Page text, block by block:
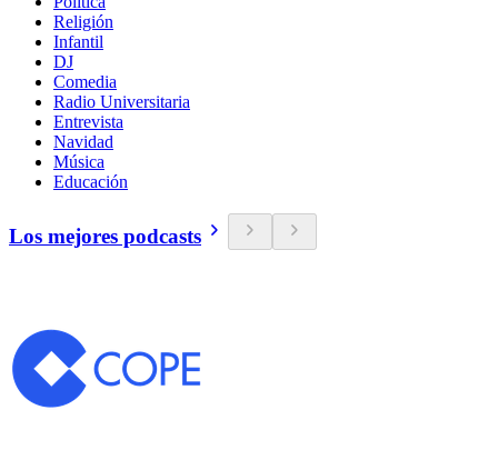
Religión
Infantil
DJ
Comedia
Radio Universitaria
Entrevista
Navidad
Música
Educación
Los mejores podcasts